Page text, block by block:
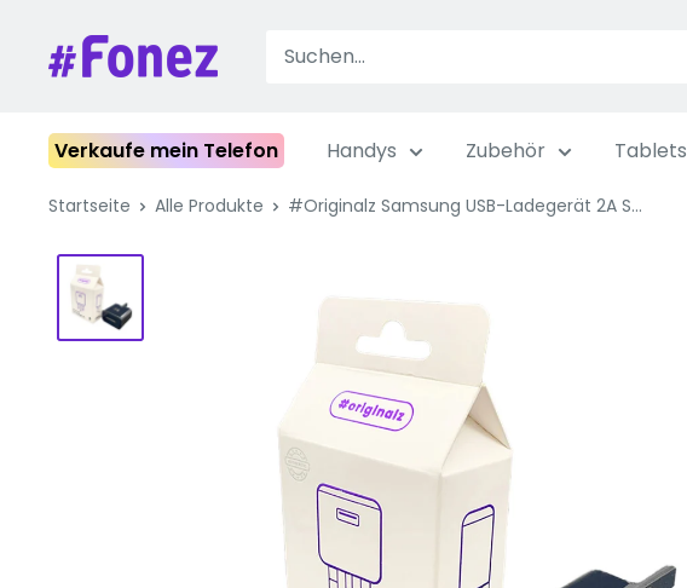
Inhalt
springen
Fonez
Verkaufe mein Telefon Handys Zubehör Tablets
Startseite Alle Produkte #Originalz Samsung USB-Ladegerät 2A S...